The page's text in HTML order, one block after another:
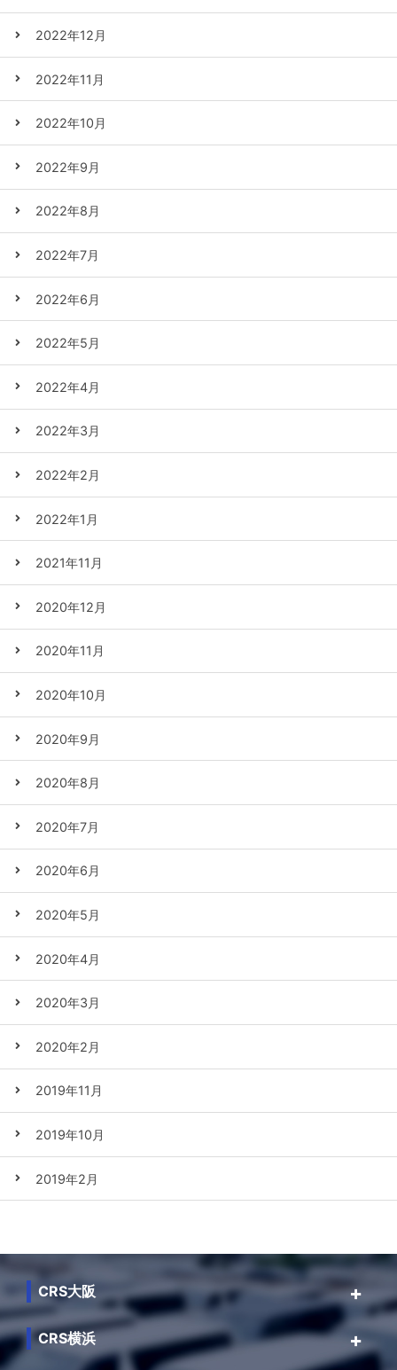
2022年12月
2022年11月
2022年10月
2022年9月
2022年8月
2022年7月
2022年6月
2022年5月
2022年4月
2022年3月
2022年2月
2022年1月
2021年11月
2020年12月
2020年11月
2020年10月
2020年9月
2020年8月
2020年7月
2020年6月
2020年5月
2020年4月
2020年3月
2020年2月
2019年11月
2019年10月
2019年2月
CRS大阪
CRS横浜